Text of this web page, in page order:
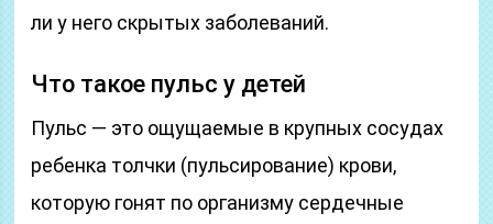
ли у него скрытых заболеваний.
Что такое пульс у детей
Пульс — это ощущаемые в крупных сосудах
ребенка толчки (пульсирование) крови,
которую гонят по организму сердечные